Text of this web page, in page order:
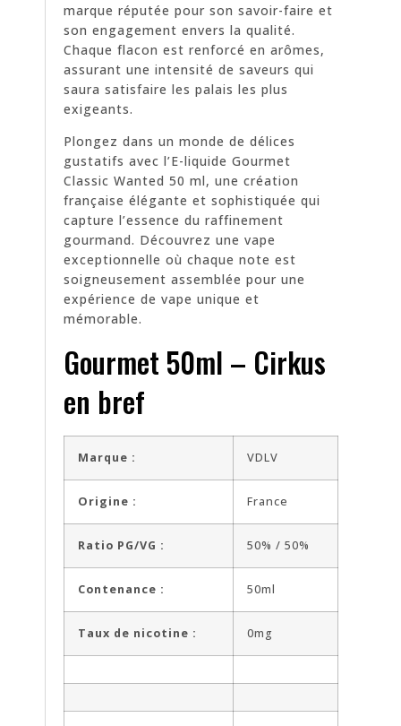
marque réputée pour son savoir-faire et
son engagement envers la qualité.
Chaque flacon est renforcé en arômes,
assurant une intensité de saveurs qui
saura satisfaire les palais les plus
exigeants.
Plongez dans un monde de délices
gustatifs avec l’E-liquide Gourmet
Classic Wanted 50 ml, une création
française élégante et sophistiquée qui
capture l’essence du raffinement
gourmand. Découvrez une vape
exceptionnelle où chaque note est
soigneusement assemblée pour une
expérience de vape unique et
mémorable.
Gourmet 50ml – Cirkus
en bref
Marque : VDLV
Origine : France
Ratio PG/VG : 50% / 50%
Contenance : 50ml
Taux de nicotine : 0mg